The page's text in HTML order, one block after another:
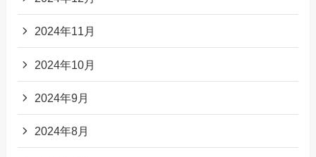
2024年11月
2024年10月
2024年9月
2024年8月